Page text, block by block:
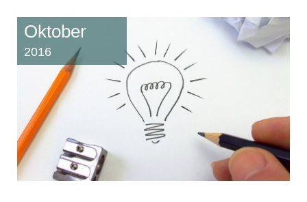
Oktober
2016